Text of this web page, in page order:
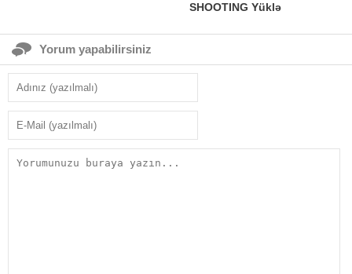
SHOOTING Yüklə
Yorum yapabilirsiniz